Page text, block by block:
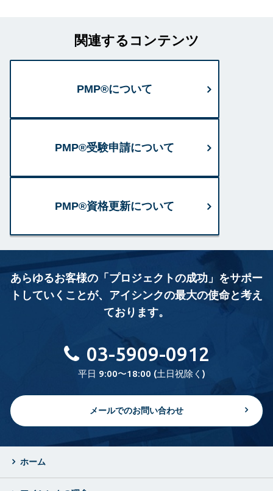
関連するコンテンツ
PMP®について
PMP®受験申請について
PMP®資格更新について
あらゆるお客様の「プロジェクトの成功」をサポー
トしていくことが、 アイシンクの最大の使命と考え
ております。
03-5909-0912
平日 9:00〜18:00 (土日祝除く)
メールでのお問い合わせ
ホーム